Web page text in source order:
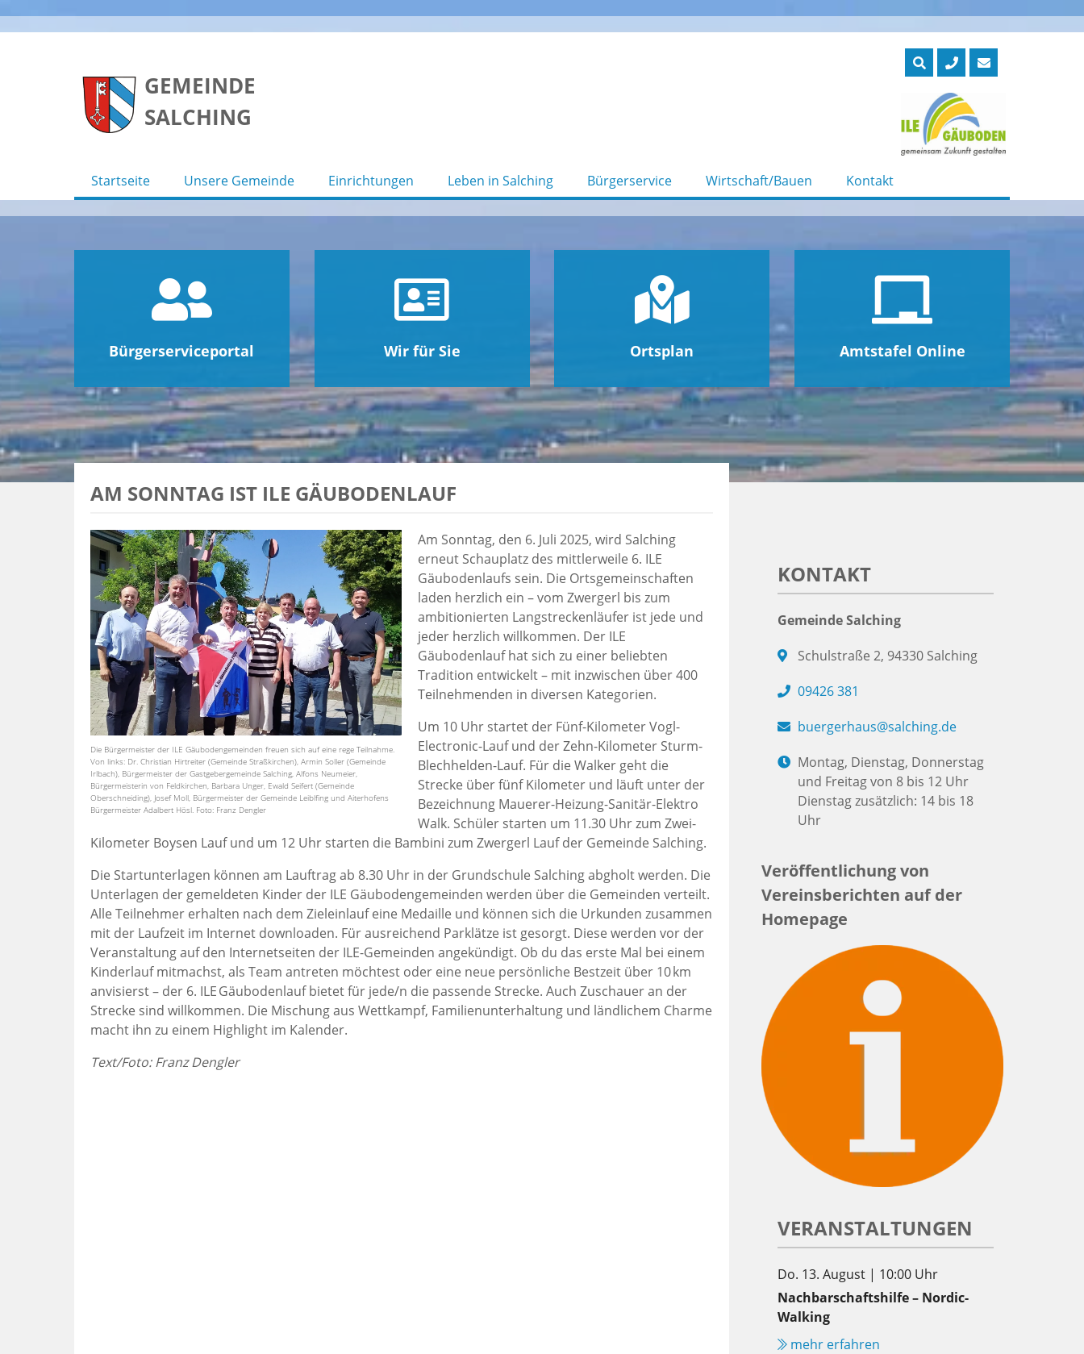
GEMEINDE
SALCHING
Startseite Unsere Gemeinde Einrichtungen Leben in Salching Bürgerservice Wirtschaft/Bauen Kontakt
Bürgerserviceportal Wir für Sie Ortsplan Amtstafel Online
AM SONNTAG IST ILE GÄUBODENLAUF
Die Bürgermeister der ILE Gäubodengemeinden freuen sich auf eine rege Teilnahme.
Von links: Dr. Christian Hirtreiter (Gemeinde Straßkirchen), Armin Soller (Gemeinde
Irlbach), Bürgermeister der Gastgebergemeinde Salching, Alfons Neumeier,
Bürgermeisterin von Feldkirchen, Barbara Unger, Ewald Seifert (Gemeinde
Oberschneiding), Josef Moll, Bürgermeister der Gemeinde Leiblfing und Aiterhofens
Bürgermeister Adalbert Hösl. Foto: Franz Dengler
Am Sonntag, den 6. Juli 2025, wird Salching
erneut Schauplatz des mittlerweile 6. ILE
Gäubodenlaufs sein. Die Ortsgemeinschaften
laden herzlich ein – vom Zwergerl bis zum
ambitionierten Langstreckenläufer ist jede und
jeder herzlich willkommen. Der ILE
Gäubodenlauf hat sich zu einer beliebten
Tradition entwickelt – mit inzwischen über 400
Teilnehmenden in diversen Kategorien.
Um 10 Uhr startet der Fünf-Kilometer Vogl-
Electronic-Lauf und der Zehn-Kilometer Sturm-
Blechhelden-Lauf. Für die Walker geht die
Strecke über fünf Kilometer und läuft unter der
Bezeichnung Mauerer-Heizung-Sanitär-Elektro
Walk. Schüler starten um 11.30 Uhr zum Zwei-
Kilometer Boysen Lauf und um 12 Uhr starten die Bambini zum Zwergerl Lauf der Gemeinde Salching.
Die Startunterlagen können am Lauftrag ab 8.30 Uhr in der Grundschule Salching abgholt werden. Die
Unterlagen der gemeldeten Kinder der ILE Gäubodengemeinden werden über die Gemeinden verteilt.
Alle Teilnehmer erhalten nach dem Zieleinlauf eine Medaille und können sich die Urkunden zusammen
mit der Laufzeit im Internet downloaden. Für ausreichend Parklätze ist gesorgt. Diese werden vor der
Veranstaltung auf den Internetseiten der ILE-Gemeinden angekündigt. Ob du das erste Mal bei einem
Kinderlauf mitmachst, als Team antreten möchtest oder eine neue persönliche Bestzeit über 10 km
anvisierst – der 6. ILE Gäubodenlauf bietet für jede/n die passende Strecke. Auch Zuschauer an der
Strecke sind willkommen. Die Mischung aus Wettkampf, Familienunterhaltung und ländlichem Charme
macht ihn zu einem Highlight im Kalender.
Text/Foto: Franz Dengler
KONTAKT
Gemeinde Salching
Schulstraße 2, 94330 Salching
09426 381
buergerhaus@salching.de
Montag, Dienstag, Donnerstag
und Freitag von 8 bis 12 Uhr
Dienstag zusätzlich: 14 bis 18
Uhr
Veröffentlichung von
Vereinsberichten auf der
Homepage
VERANSTALTUNGEN
Do. 13. August | 10:00 Uhr
Nachbarschaftshilfe – Nordic-
Walking
mehr erfahren